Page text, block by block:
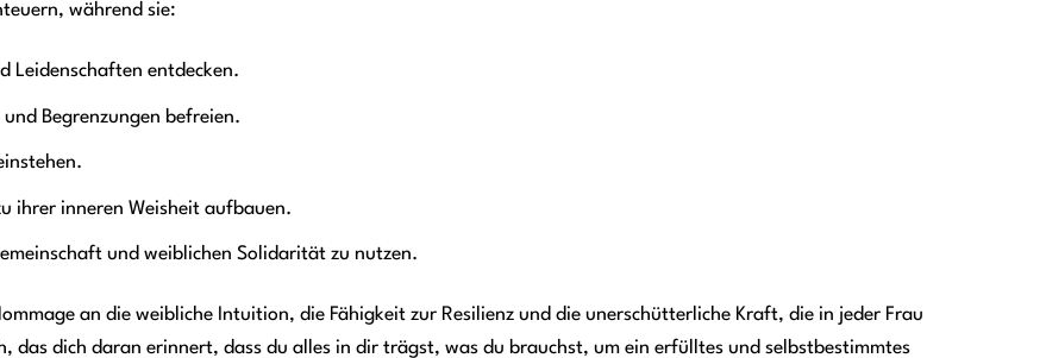
während sie:
Leidenschaften entdecken.
Begrenzungen befreien.
ihrer inneren Weisheit aufbauen.
und weiblichen Solidarität zu nutzen.
an die weibliche Intuition, die Fähigkeit zur Resilienz und die unerschütterliche Kraft, die in jeder Frau
das dich daran erinnert, dass du alles in dir trägst, was du brauchst, um ein erfülltes und selbstbestimmtes